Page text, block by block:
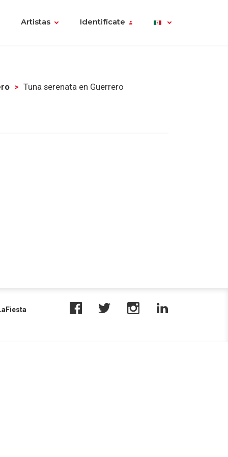
Artistas Identifícate
Tuna serenata en Guerrero